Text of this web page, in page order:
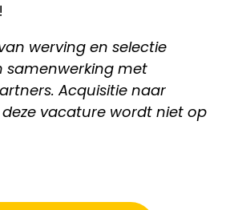
werving en selectie
samenwerking met
Acquisitie naar
vacature wordt niet op